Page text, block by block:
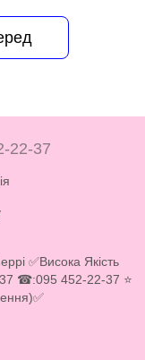
22-37
✅Висока Якість
37 ☎:095 452-22-37 ⭐